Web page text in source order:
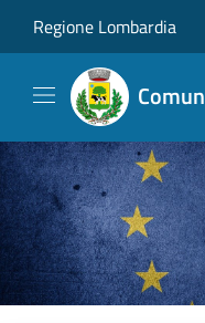
Regione Lombardia